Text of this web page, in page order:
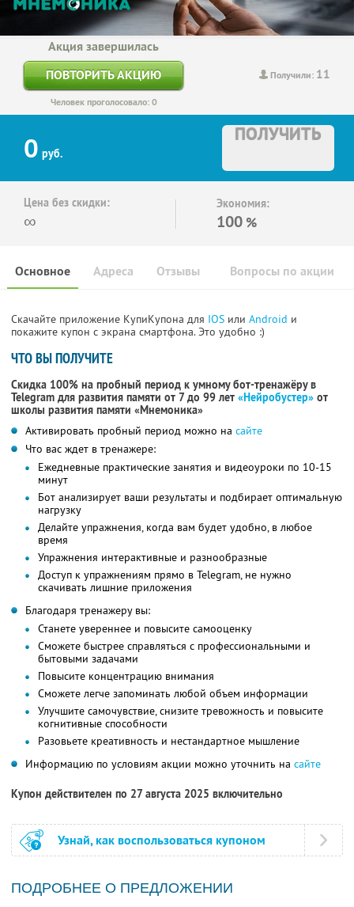
Получили: 11
Акция завершилась
ПОВТОРИТЬ АКЦИЮ
Человек проголосовало: 0
0 руб.
ПОЛУЧИТЬ
Цена без скидки:
∞
Экономия:
100 %
Основное Отзывы Вопросы по акции
Адреса
Скачайте приложение КупиКупона для IOS или Android и
покажите купон с экрана смартфона. Это удобно :)
ЧТО ВЫ ПОЛУЧИТЕ
Скидка 100% на пробный период к умному бот-тренажёру в
Telegram для развития памяти от 7 до 99 лет «Нейробустер» от
школы развития памяти «Мнемоника»
Активировать пробный период можно на сайте
Что вас ждет в тренажере:
Ежедневные практические занятия и видеоуроки по 10-15
минут
Бот анализирует ваши результаты и подбирает оптимальную
нагрузку
Делайте упражнения, когда вам будет удобно, в любое
время
Упражнения интерактивные и разнообразные
Доступ к упражнениям прямо в Telegram, не нужно
скачивать лишние приложения
Благодаря тренажеру вы:
Станете увереннее и повысите самооценку
Сможете быстрее справляться с профессиональными и
бытовыми задачами
Повысите концентрацию внимания
Сможете легче запоминать любой объем информации
Улучшите самочувствие, снизите тревожность и повысите
когнитивные способности
Разовьете креативность и нестандартное мышление
Информацию по условиям акции можно уточнить на сайте
Купон действителен по 27 августа 2025 включительно
Узнай, как воспользоваться купоном
ПОДРОБНЕЕ О ПРЕДЛОЖЕНИИ